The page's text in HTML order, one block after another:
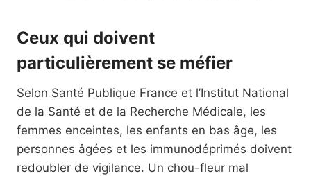
Ceux qui doivent
particulièrement se méfier
Selon Santé Publique France et l’Institut National
de la Santé et de la Recherche Médicale, les
femmes enceintes, les enfants en bas âge, les
personnes âgées et les immunodéprimés doivent
redoubler de vigilance. Un chou-fleur mal